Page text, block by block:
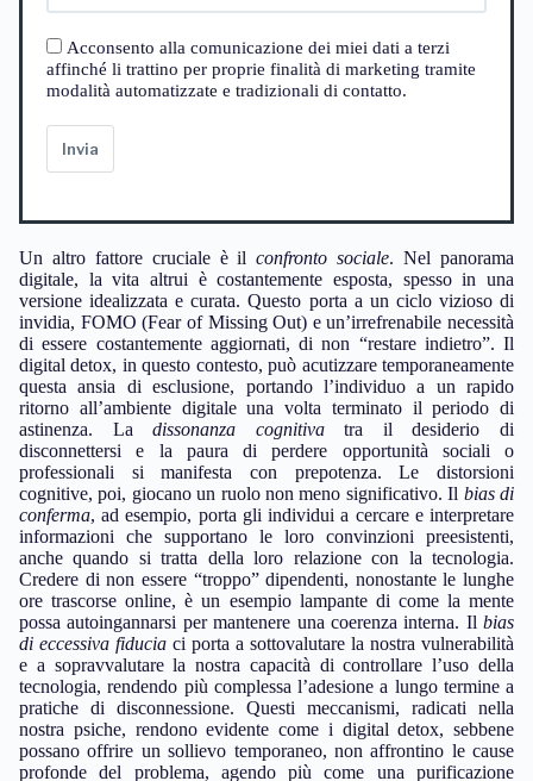
Acconsento alla comunicazione dei miei dati a terzi
affinché li trattino per proprie finalità di marketing tramite
modalità automatizzate e tradizionali di contatto.
Invia
Un altro fattore cruciale è ilconfronto sociale. Nel panorama
digitale, la vita altrui è costantemente esposta, spesso in una
versione idealizzata e curata. Questo porta a un ciclo vizioso di
invidia, FOMO (Fear of Missing Out) e un’irrefrenabile necessità
di essere costantemente aggiornati, di non “restare indietro”. Il
digital detox, in questo contesto, può acutizzare temporaneamente
questa ansia di esclusione, portando l’individuo a un rapido
ritorno all’ambiente digitale una volta terminato il periodo di
astinenza. Ladissonanza cognitivatra il desiderio di
disconnettersi e la paura di perdere opportunità sociali o
professionali si manifesta con prepotenza. Le distorsioni
cognitive, poi, giocano un ruolo non meno significativo. Il bias di
conferma, ad esempio, porta gli individui a cercare e interpretare
informazioni che supportano le loro convinzioni preesistenti,
anche quando si tratta della loro relazione con la tecnologia.
Credere di non essere “troppo” dipendenti, nonostante le lunghe
ore trascorse online, è un esempio lampante di come la mente
possa autoingannarsi per mantenere una coerenza interna. Il bias
di eccessiva fiducia ci porta a sottovalutare la nostra vulnerabilità
e a sopravvalutare la nostra capacità di controllare l’uso della
tecnologia, rendendo più complessa l’adesione a lungo termine a
pratiche di disconnessione. Questi meccanismi, radicati nella
nostra psiche, rendono evidente come i digital detox, sebbene
possano offrire un sollievo temporaneo, non affrontino le cause
profonde del problema, agendo più come una purificazione